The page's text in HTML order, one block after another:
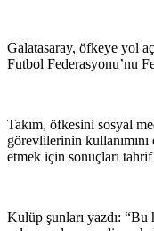
Galatasaray, öfkeye yol
Futbol Federasyonu’nu
Takım, öfkesini sosyal
görevlilerinin
etmek için sonuçları tahrif
Kulüp şunları yazdı: “Bu